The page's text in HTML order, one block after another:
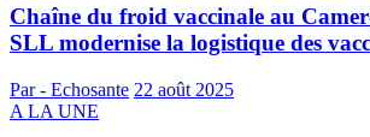
Chaîne du froid vaccinale au
SLL modernise la logistique des
Par - Echosante 22 août 2025
A LA UNE